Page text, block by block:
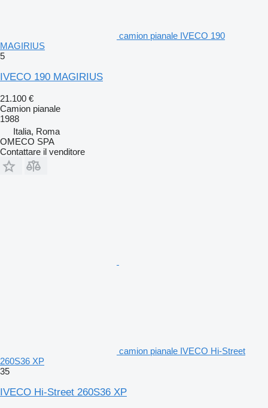
camion pianale IVECO 190
MAGIRIUS
5
IVECO 190 MAGIRIUS
21.100 €
Camion pianale
1988
Italia, Roma
OMECO SPA
Contattare il venditore
camion pianale IVECO Hi-Street
260S36 XP
35
IVECO Hi-Street 260S36 XP